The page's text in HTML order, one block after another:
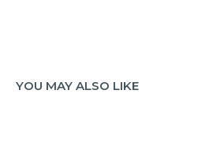
YOU MAY ALSO LIKE